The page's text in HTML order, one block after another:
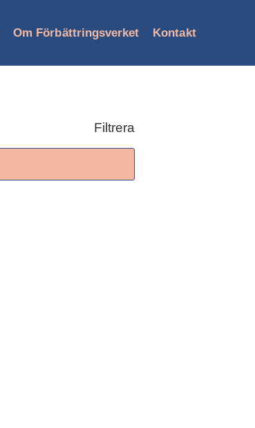
Om Förbättringsverket Kontakt
Filtrera